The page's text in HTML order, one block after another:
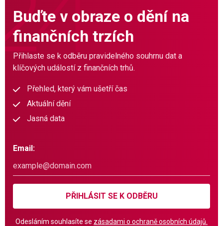
Buďte v obraze o dění na
finančních trzích
Přihlaste se k odběru pravidelného souhrnu dat a
klíčových událostí z finančních trhů.
Přehled, který vám ušetří čas
Aktuální dění
Jasná data
Email:
PŘIHLÁSIT SE K ODBĚRU
Odesláním souhlasíte se zásadami o ochraně osobních údajů.